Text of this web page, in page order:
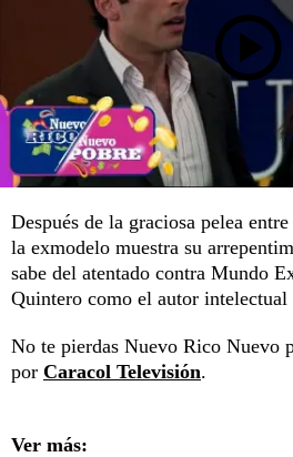
Después de la graciosa pelea
la exmodelo muestra su
sabe del atentado contra Mundo
Quintero como el autor intelectual
No te pierdas Nuevo Rico Nuevo
por Caracol Televisión.
Ver más: